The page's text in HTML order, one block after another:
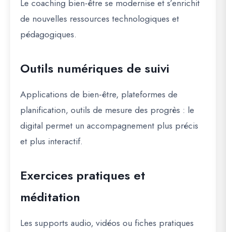
Le coaching bien-être se modernise et s’enrichit
de nouvelles ressources technologiques et
pédagogiques.
Outils numériques de suivi
Applications de bien-être, plateformes de
planification, outils de mesure des progrès : le
digital permet un accompagnement plus précis
et plus interactif.
Exercices pratiques et
méditation
Les supports audio, vidéos ou fiches pratiques